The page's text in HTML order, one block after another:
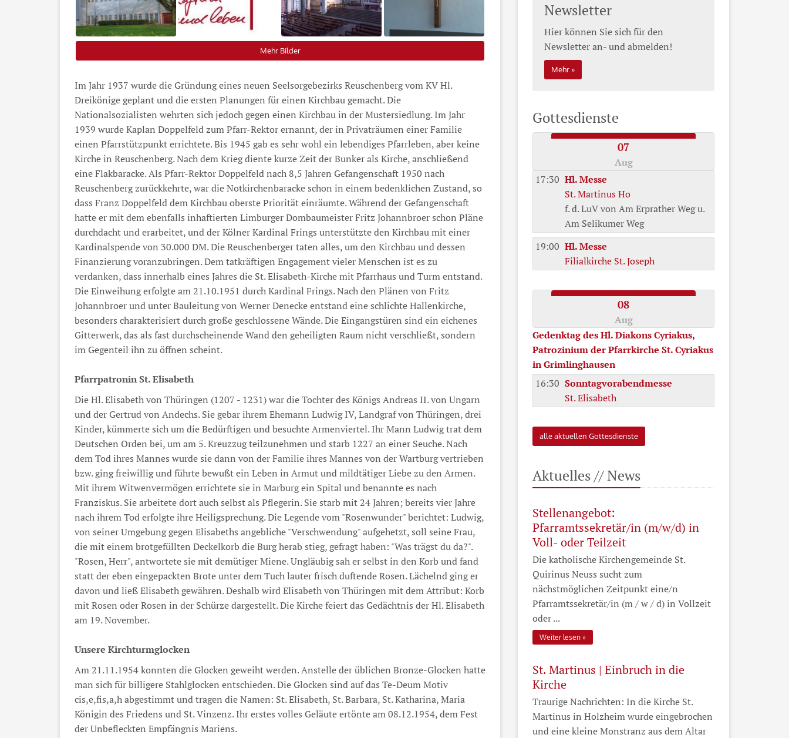
Mehr Bilder
Im Jahr 1937 wurde die Gründung eines neuen Seelsorgebezirks Reuschenberg vom KV Hl.
Dreikönige geplant und die ersten Planungen für einen Kirchbau gemacht. Die
Nationalsozialisten wehrten sich jedoch gegen einen Kirchbau in der Mustersiedlung. Im Jahr
1939 wurde Kaplan Doppelfeld zum Pfarr-Rektor ernannt, der in Privaträumen einer Familie
einen Pfarrstützpunkt errichtete. Bis 1945 gab es sehr wohl ein lebendiges Pfarrleben, aber keine
Kirche in Reuschenberg. Nach dem Krieg diente kurze Zeit der Bunker als Kirche, anschließend
eine Flakbaracke. Als Pfarr-Rektor Doppelfeld nach 8,5 Jahren Gefangenschaft 1950 nach
Reuschenberg zurückkehrte, war die Notkirchenbaracke schon in einem bedenklichen Zustand, so
dass Franz Doppelfeld dem Kirchbau oberste Priorität einräumte. Während der Gefangenschaft
hatte er mit dem ebenfalls inhaftierten Limburger Dombaumeister Fritz Johannbroer schon Pläne
durchdacht und erarbeitet, und der Kölner Kardinal Frings unterstützte den Kirchbau mit einer
Kardinalspende von 30.000 DM. Die Reuschenberger taten alles, um den Kirchbau und dessen
Finanzierung voranzubringen. Dem tatkräftigen Engagement vieler Menschen ist es zu
verdanken, dass innerhalb eines Jahres die St. Elisabeth-Kirche mit Pfarrhaus und Turm entstand.
Die Einweihung erfolgte am 21.10.1951 durch Kardinal Frings. Nach den Plänen von Fritz
Johannbroer und unter Bauleitung von Werner Denecke entstand eine schlichte Hallenkirche,
besonders charakterisiert durch große geschlossene Wände. Die Eingangstüren sind ein eichenes
Gitterwerk, das als fast durchscheinende Wand den geheiligten Raum nicht verschließt, sondern
im Gegenteil ihn zu öffnen scheint.
Pfarrpatronin St. Elisabeth
Die Hl. Elisabeth von Thüringen (1207 - 1231) war die Tochter des Königs Andreas II. von Ungarn
und der Gertrud von Andechs. Sie gebar ihrem Ehemann Ludwig IV, Landgraf von Thüringen, drei
Kinder, kümmerte sich um die Bedürftigen und besuchte Armenviertel. Ihr Mann Ludwig trat dem
Deutschen Orden bei, um am 5. Kreuzzug teilzunehmen und starb 1227 an einer Seuche. Nach
dem Tod ihres Mannes wurde sie dann von der Familie ihres Mannes von der Wartburg vertrieben
bzw. ging freiwillig und führte bewußt ein Leben in Armut und mildtätiger Liebe zu den Armen.
Mit ihrem Witwenvermögen errichtete sie in Marburg ein Spital und benannte es nach
Franziskus. Sie arbeitete dort auch selbst als Pflegerin. Sie starb mit 24 Jahren; bereits vier Jahre
nach ihrem Tod erfolgte ihre Heiligsprechung. Die Legende vom "Rosenwunder" berichtet: Ludwig,
von seiner Umgebung gegen Elisabeths angebliche "Verschwendung" aufgehetzt, soll seine Frau,
die mit einem brotgefüllten Deckelkorb die Burg herab stieg, gefragt haben: "Was trägst du da?".
"Rosen, Herr", antwortete sie mit demütiger Miene. Ungläubig sah er selbst in den Korb und fand
statt der eben eingepackten Brote unter dem Tuch lauter frisch duftende Rosen. Lächelnd ging er
davon und ließ Elisabeth gewähren. Deshalb wird Elisabeth von Thüringen mit dem Attribut: Korb
mit Rosen oder Rosen in der Schürze dargestellt. Die Kirche feiert das Gedächtnis der Hl. Elisabeth
am 19. November.
Unsere Kirchturmglocken
Am 21.11.1954 konnten die Glocken geweiht werden. Anstelle der üblichen Bronze-Glocken hatte
man sich für billigere Stahlglocken entschieden. Die Glocken sind auf das Te-Deum Motiv
cis,e,fis,a,h abgestimmt und tragen die Namen: St. Elisabeth, St. Barbara, St. Katharina, Maria
Königin des Friedens und St. Vinzenz. Ihr erstes volles Geläute ertönte am 08.12.1954, dem Fest
der Unbefleckten Empfängnis Mariens.
Newsletter
Hier können Sie sich für den
Newsletter an- und abmelden!
Mehr
Gottesdienste
07
Aug
17:30 Hl. Messe
St. Martinus Ho
f. d. LuV von Am Erprather Weg u.
Am Selikumer Weg
19:00 Hl. Messe
Filialkirche St. Joseph
08
Aug
Gedenktag des Hl. Diakons Cyriakus,
Patrozinium der Pfarrkirche St. Cyriakus
in Grimlinghausen
16:30 Sonntagvorabendmesse
St. Elisabeth
alle aktuellen Gottesdienste
Aktuelles // News
Stellenangebot:
Pfarramtssekretär/in (m/w/d) in
Voll- oder Teilzeit
Die katholische Kirchengemeinde St.
Quirinus Neuss sucht zum
nächstmöglichen Zeitpunkt eine/n
Pfarramtssekretär/in (m / w / d) in Vollzeit
oder ...
Weiter lesen
St. Martinus | Einbruch in die
Kirche
Traurige Nachrichten: In die Kirche St.
Martinus in Holzheim wurde eingebrochen
und eine kleine Monstranz aus dem Altar